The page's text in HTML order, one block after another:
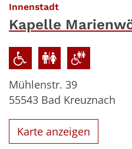
Innenstadt:
Kapelle
Mühlenstr. 39
55543 Bad Kreuznach
Karte anzeigen